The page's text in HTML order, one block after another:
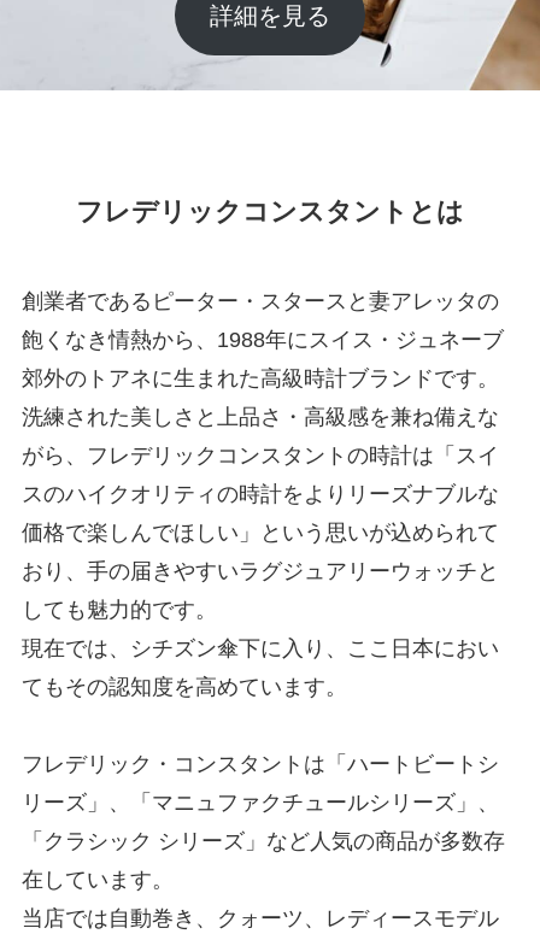
詳細を見る
フレデリックコンスタントとは
創業者であるピーター・スタースと妻アレッタの
飽くなき情熱から、1988年にスイス・ジュネーブ
郊外のトアネに生まれた高級時計ブランドです。
洗練された美しさと上品さ・高級感を兼ね備えな
がら、フレデリックコンスタントの時計は「スイ
スのハイクオリティの時計をよりリーズナブルな
価格で楽しんでほしい」という思いが込められて
おり、手の届きやすいラグジュアリーウォッチと
しても魅力的です。
現在では、シチズン傘下に入り、ここ日本におい
てもその認知度を高めています。
フレデリック・コンスタントは「ハートビートシ
リーズ」、「マニュファクチュールシリーズ」、
「クラシック シリーズ」など人気の商品が多数存
在しています。
当店では自動巻き、クォーツ、レディースモデル